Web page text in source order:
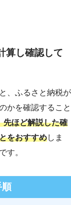
算し確認して
、ふるさと納税が
かを確認すること
先ほど解説した確
をおすすめしま
す。
順